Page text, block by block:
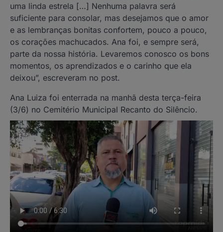
uma linda estrela […] Nenhuma palavra será
suficiente para consolar, mas desejamos que o amor
e as lembranças bonitas confortem, pouco a pouco,
os corações machucados. Ana foi, e sempre será,
parte da nossa história. Levaremos conosco os bons
momentos, os aprendizados e o carinho que ela
deixou”, escreveram no post.
Ana Luiza foi enterrada na manhã desta terça-feira
(3/6) no Cemitério Municipal Recanto do Silêncio.